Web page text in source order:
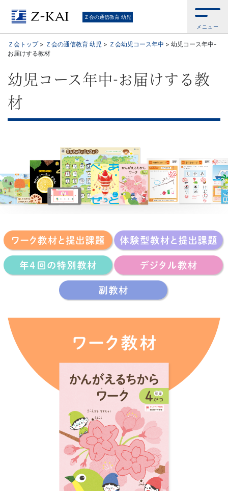
Ｚ
会
の
通
信
幼
児
コ
ー
ス
ご
Ｚ会の通信教育 幼児
メニュー
Ｚ会トップ> Ｚ会の通信教育 幼児 > Ｚ会幼児コース年中 > 幼児コース年中-
お届けする教材
幼児コース年中-お届けする教
材